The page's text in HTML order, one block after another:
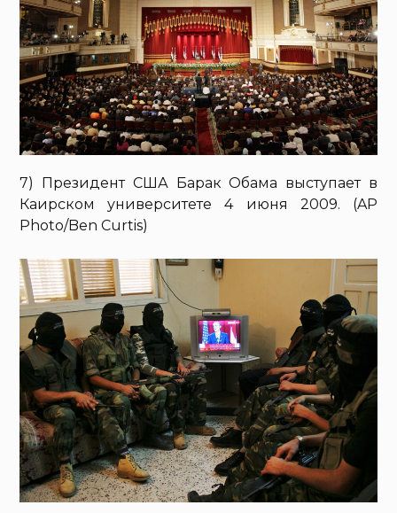
7) Президент США Барак Обама выступает в
Каирском университете 4 июня 2009. (AP
Photo/Ben Curtis)